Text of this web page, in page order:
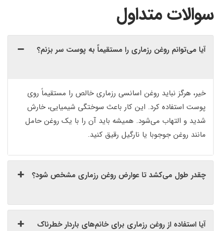
سوالات متداول
آیا می‌توانم روغن رزماری را مستقیماً به پوست سر بزنم؟
خیر، هرگز نباید روغن اسانسی رزماری خالص را مستقیماً روی
پوست استفاده کرد. این کار باعث سوختگی شیمیایی، خارش
شدید و التهاب می‌شود. همیشه باید آن را با یک روغن حامل
مانند روغن جوجوبا یا نارگیل رقیق کنید.
چقدر طول می‌کشد تا عوارض روغن رزماری مشخص شود؟
آیا استفاده از روغن رزماری برای خانم‌های باردار خطرناک